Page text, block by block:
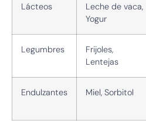
Lácteos
Leche de vaca,
Yogur
Legumbres
Frijoles,
Lentejas
Endulzantes Miel, Sorbitol